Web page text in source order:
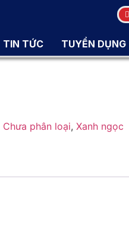
TIN TỨC TUYỂN DỤNG
Chưa phân loại, Xanh ngọc